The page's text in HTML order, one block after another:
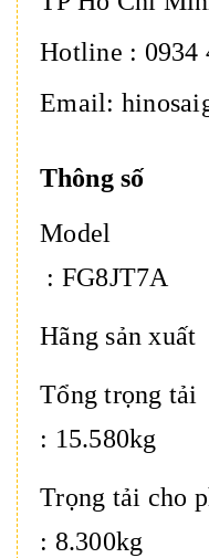
Hotline : 0934
Email:
Thông số
: FG8JT7A
Hãng
Tổng
: 15.580kg
Trọng tải
: 8.300kg